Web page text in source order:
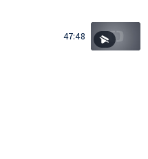
47:48